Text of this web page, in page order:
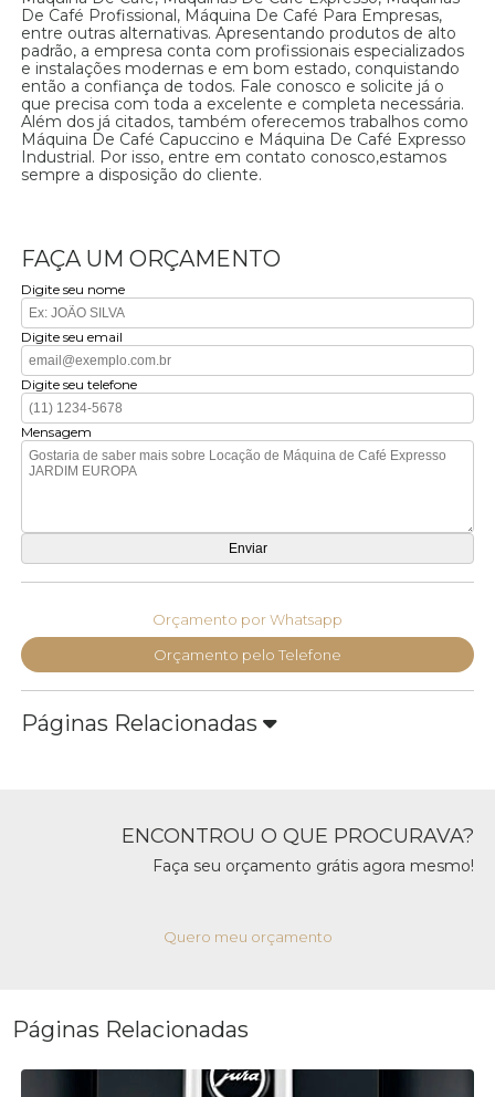
De Café Profissional, Máquina De Café Para Empresas,
entre outras alternativas. Apresentando produtos de alto
padrão, a empresa conta com profissionais especializados
e instalações modernas e em bom estado, conquistando
então a confiança de todos. Fale conosco e solicite já o
que precisa com toda a excelente e completa necessária.
Além dos já citados, também oferecemos trabalhos como
Máquina De Café Capuccino e Máquina De Café Expresso
Industrial. Por isso, entre em contato conosco,estamos
sempre a disposição do cliente.
FAÇA UM ORÇAMENTO
Digite seu nome
Digite seu email
Digite seu telefone
Mensagem
Orçamento por Whatsapp
Orçamento pelo Telefone
Páginas Relacionadas
ENCONTROU O QUE PROCURAVA?
Faça seu orçamento grátis agora mesmo!
Quero meu orçamento
Páginas Relacionadas